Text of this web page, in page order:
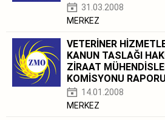
31.03.2008
MERKEZ
VETERİNER
KANUN TASLAĞI
ZİRAAT
KOMİSYONU RAPORU
14.01.2008
MERKEZ